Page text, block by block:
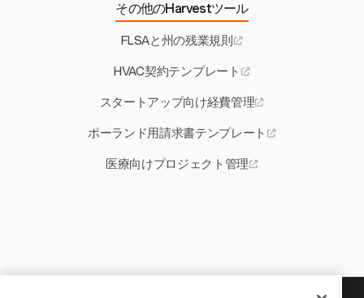
その他のHarvestツール
FLSAと州の残業規則
HVAC契約テンプレート
スタートアップ向け経費管理
ポーランド用請求書テンプレート
医療向けプロジェクト管理